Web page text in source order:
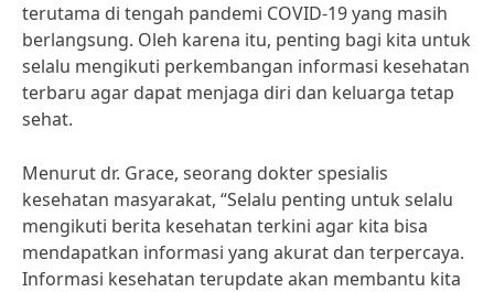
terutama di tengah pandemi COVID-19 yang masih
berlangsung. Oleh karena itu, penting bagi kita untuk
selalu mengikuti perkembangan informasi kesehatan
terbaru agar dapat menjaga diri dan keluarga tetap
sehat.
Menurut dr. Grace, seorang dokter spesialis
kesehatan masyarakat, “Selalu penting untuk selalu
mengikuti berita kesehatan terkini agar kita bisa
mendapatkan informasi yang akurat dan terpercaya.
Informasi kesehatan terupdate akan membantu kita